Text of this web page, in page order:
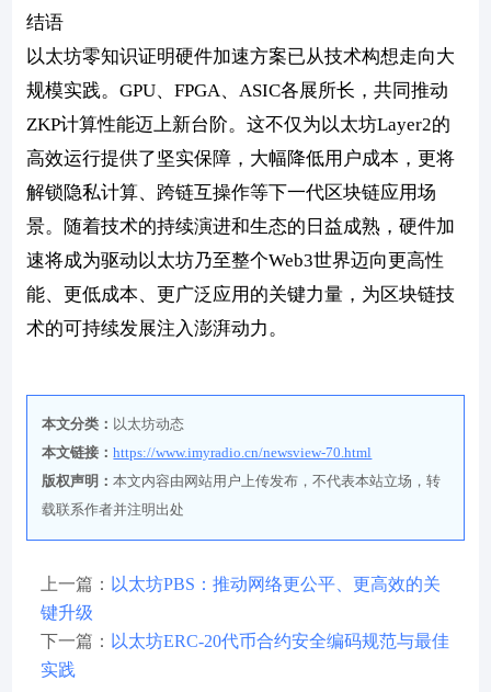
结语
以太坊零知识证明硬件加速方案已从技术构想走向大
规模实践。GPU、FPGA、ASIC各展所长，共同推动
ZKP计算性能迈上新台阶。这不仅为以太坊Layer2的
高效运行提供了坚实保障，大幅降低用户成本，更将
解锁隐私计算、跨链互操作等下一代区块链应用场
景。随着技术的持续演进和生态的日益成熟，硬件加
速将成为驱动以太坊乃至整个Web3世界迈向更高性
能、更低成本、更广泛应用的关键力量，为区块链技
术的可持续发展注入澎湃动力。
本文分类： 以太坊动态
本文链接：https://www.imyradio.cn/newsview-70.html
版权声明：本文内容由网站用户上传发布，不代表本站立场，转
载联系作者并注明出处
上一篇： 以太坊PBS：推动网络更公平、更高效的关
键升级
下一篇： 以太坊ERC-20代币合约安全编码规范与最佳
实践